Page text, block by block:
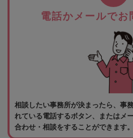
電話かメールでお
相談したい事務所が決まったら、事
れている電話するボタン、またはメ
合わせ・相談をすることができます。